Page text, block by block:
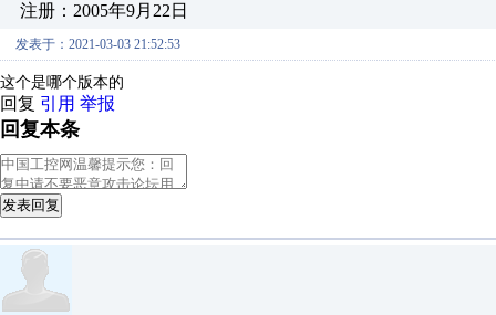
注册：2005年9月22日
发表于：2021-03-03 21:52:53
这个是哪个版本的
回复 引用 举报
回复本条
发表回复